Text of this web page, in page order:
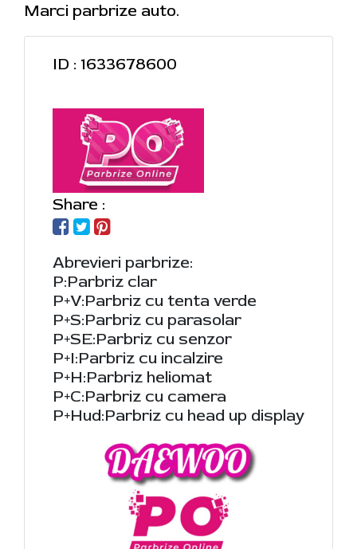
Marci parbrize auto.
ID : 1633678600
Share :
Abrevieri parbrize:
P:Parbriz clar
P+V:Parbriz cu tenta verde
P+S:Parbriz cu parasolar
P+SE:Parbriz cu senzor
P+I:Parbriz cu incalzire
P+H:Parbriz heliomat
P+C:Parbriz cu camera
P+Hud:Parbriz cu head up display